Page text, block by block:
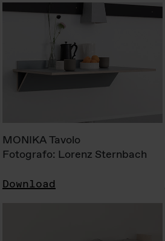
MONIKA Tavolo
Fotografo: Lorenz Sternbach
Download